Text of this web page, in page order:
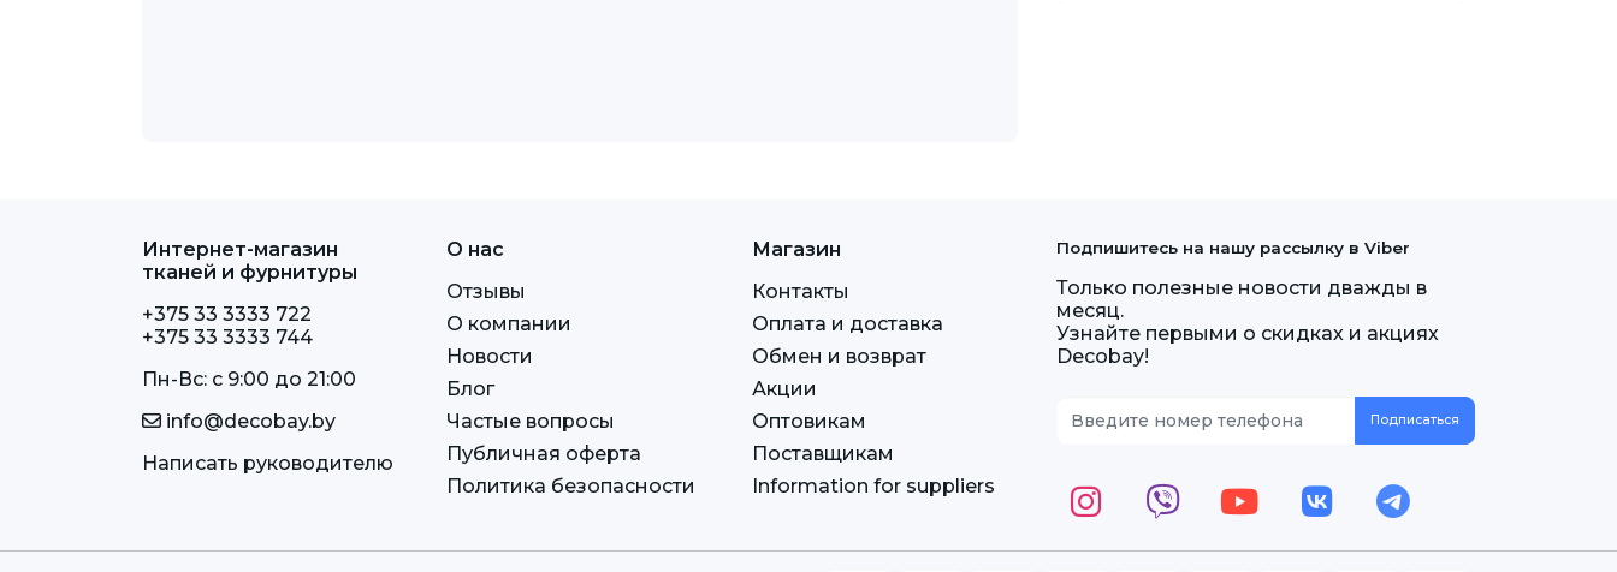
Интернет-магазин
тканей и фурнитуры
+375 33 3333 722
+375 33 3333 744
Пн-Вс: c 9:00 до 21:00
info@decobay.by
Написать руководителю
О нас
Отзывы
О компании
Новости
Блог
Частые вопросы
Публичная оферта
Политика безопасности
Магазин
Контакты
Оплата и доставка
Обмен и возврат
Акции
Оптовикам
Поставщикам
Information for suppliers
Подпишитесь на нашу рассылку в Viber
Только полезные новости дважды в
месяц.
Узнайте первыми о скидках и акциях
Decobay!